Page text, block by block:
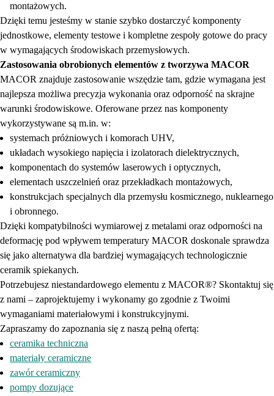
montażowych.
Dzięki temu jesteśmy w stanie szybko dostarczyć komponenty
jednostkowe, elementy testowe i kompletne zespoły gotowe do pracy
w wymagających środowiskach przemysłowych.
Zastosowania obrobionych elementów z tworzywa MACOR
MACOR znajduje zastosowanie wszędzie tam, gdzie wymagana jest
najlepsza możliwa precyzja wykonania oraz odporność na skrajne
warunki środowiskowe. Oferowane przez nas komponenty
wykorzystywane są m.in. w:
systemach próżniowych i komorach UHV,
układach wysokiego napięcia i izolatorach dielektrycznych,
komponentach do systemów laserowych i optycznych,
elementach uszczelnień oraz przekładkach montażowych,
konstrukcjach specjalnych dla przemysłu kosmicznego, nuklearnego
i obronnego.
Dzięki kompatybilności wymiarowej z metalami oraz odporności na
deformację pod wpływem temperatury MACOR doskonale sprawdza
się jako alternatywa dla bardziej wymagających technologicznie
ceramik spiekanych.
Potrzebujesz niestandardowego elementu z MACOR®? Skontaktuj się
z nami – zaprojektujemy i wykonamy go zgodnie z Twoimi
wymaganiami materiałowymi i konstrukcyjnymi.
Zapraszamy do zapoznania się z naszą pełną ofertą:
ceramika techniczna
materiały ceramiczne
zawór ceramiczny
pompy dozujące